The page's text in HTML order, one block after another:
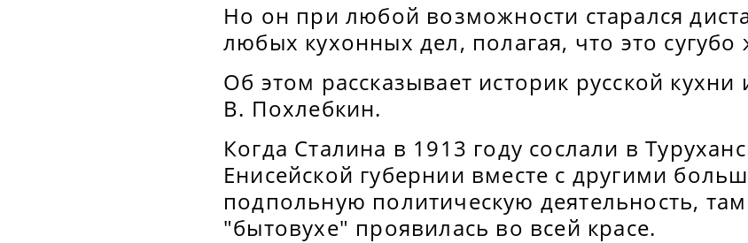
Но он при любой возможности старался
любых кухонных дел, полагая, что это сугубо
Об этом рассказывает историк русской
В. Похлебкин.
Когда Сталина в 1913 году сослали в
Енисейской губернии вместе с другими
подпольную политическую деятельность, там
"бытовухе" проявилась во всей красе.